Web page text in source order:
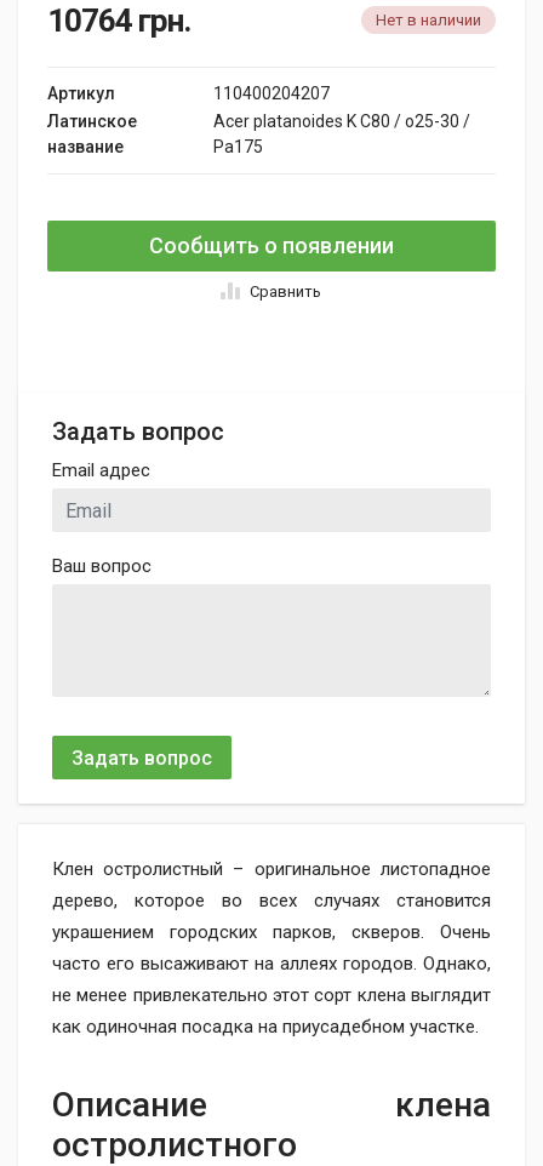
10764 грн. Нет в наличии
Артикул
110400204207
Латинское
название
Acer platanoides K C80 / o25-30 /
Pa175
Сообщить о появлении
Сравнить
Задать вопрос
Email адрес
Ваш вопрос
Задать вопрос
Клен остролистный – оригинальное листопадное
дерево, которое во всех случаях становится
украшением городских парков, скверов. Очень
часто его высаживают на аллеях городов. Однако,
не менее привлекательно этот сорт клена выглядит
как одиночная посадка на приусадебном участке.
Описание клена
остролистного